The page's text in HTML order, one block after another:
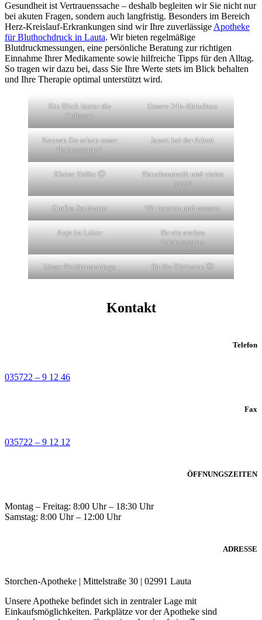
Gesundheit ist Vertrauenssache – deshalb begleiten wir Sie nicht nur
bei akuten Fragen, sondern auch langfristig. Besonders im Bereich
Herz-Kreislauf-Erkrankungen sind wir Ihre zuverlässige Apotheke
für Bluthochdruck in Lauta. Wir bieten regelmäßige
Blutdruckmessungen, eine persönliche Beratung zur richtigen
Einnahme Ihrer Medikamente sowie hilfreiche Tipps für den Alltag.
So tragen wir dazu bei, dass Sie Ihre Werte stets im Blick behalten
und Ihre Therapie optimal unterstützt wird.
Ein Blick hinter die
Kulissen.
Unsere 24h-Abholbox
Kennen Sie schon unser
Bonussystem?
Janett bei der Arbeit
Kleine Helfer 🙂
Naturkosmetik und vieles
mehr!
Großes Sortiment Wir beraten und messen.
Anja im Labor
für ein starkes
Immunsystem
Unser Notdienstanlage für die Kleinsten 🙂
Kontakt
Telefon
035722 – 9 12 46
Fax
035722 – 9 12 12
ÖFFNUNGSZEITEN
Montag – Freitag: 8:00 Uhr – 18:30 Uhr
Samstag: 8:00 Uhr – 12:00 Uhr
ADRESSE
Storchen-Apotheke | Mittelstraße 30 | 02991 Lauta
Unsere Apotheke befindet sich in zentraler Lage mit
Einkaufsmöglichkeiten. Parkplätze vor der Apotheke sind